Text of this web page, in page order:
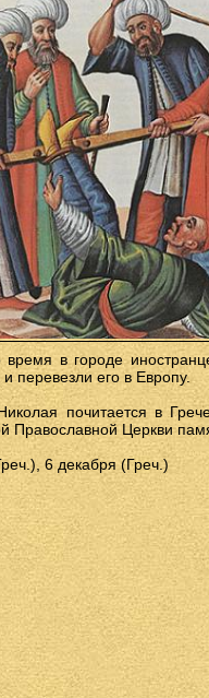
время в городе
перевезли его в Европу.
почитается в
Православной Церкви
6 декабря (Греч.)